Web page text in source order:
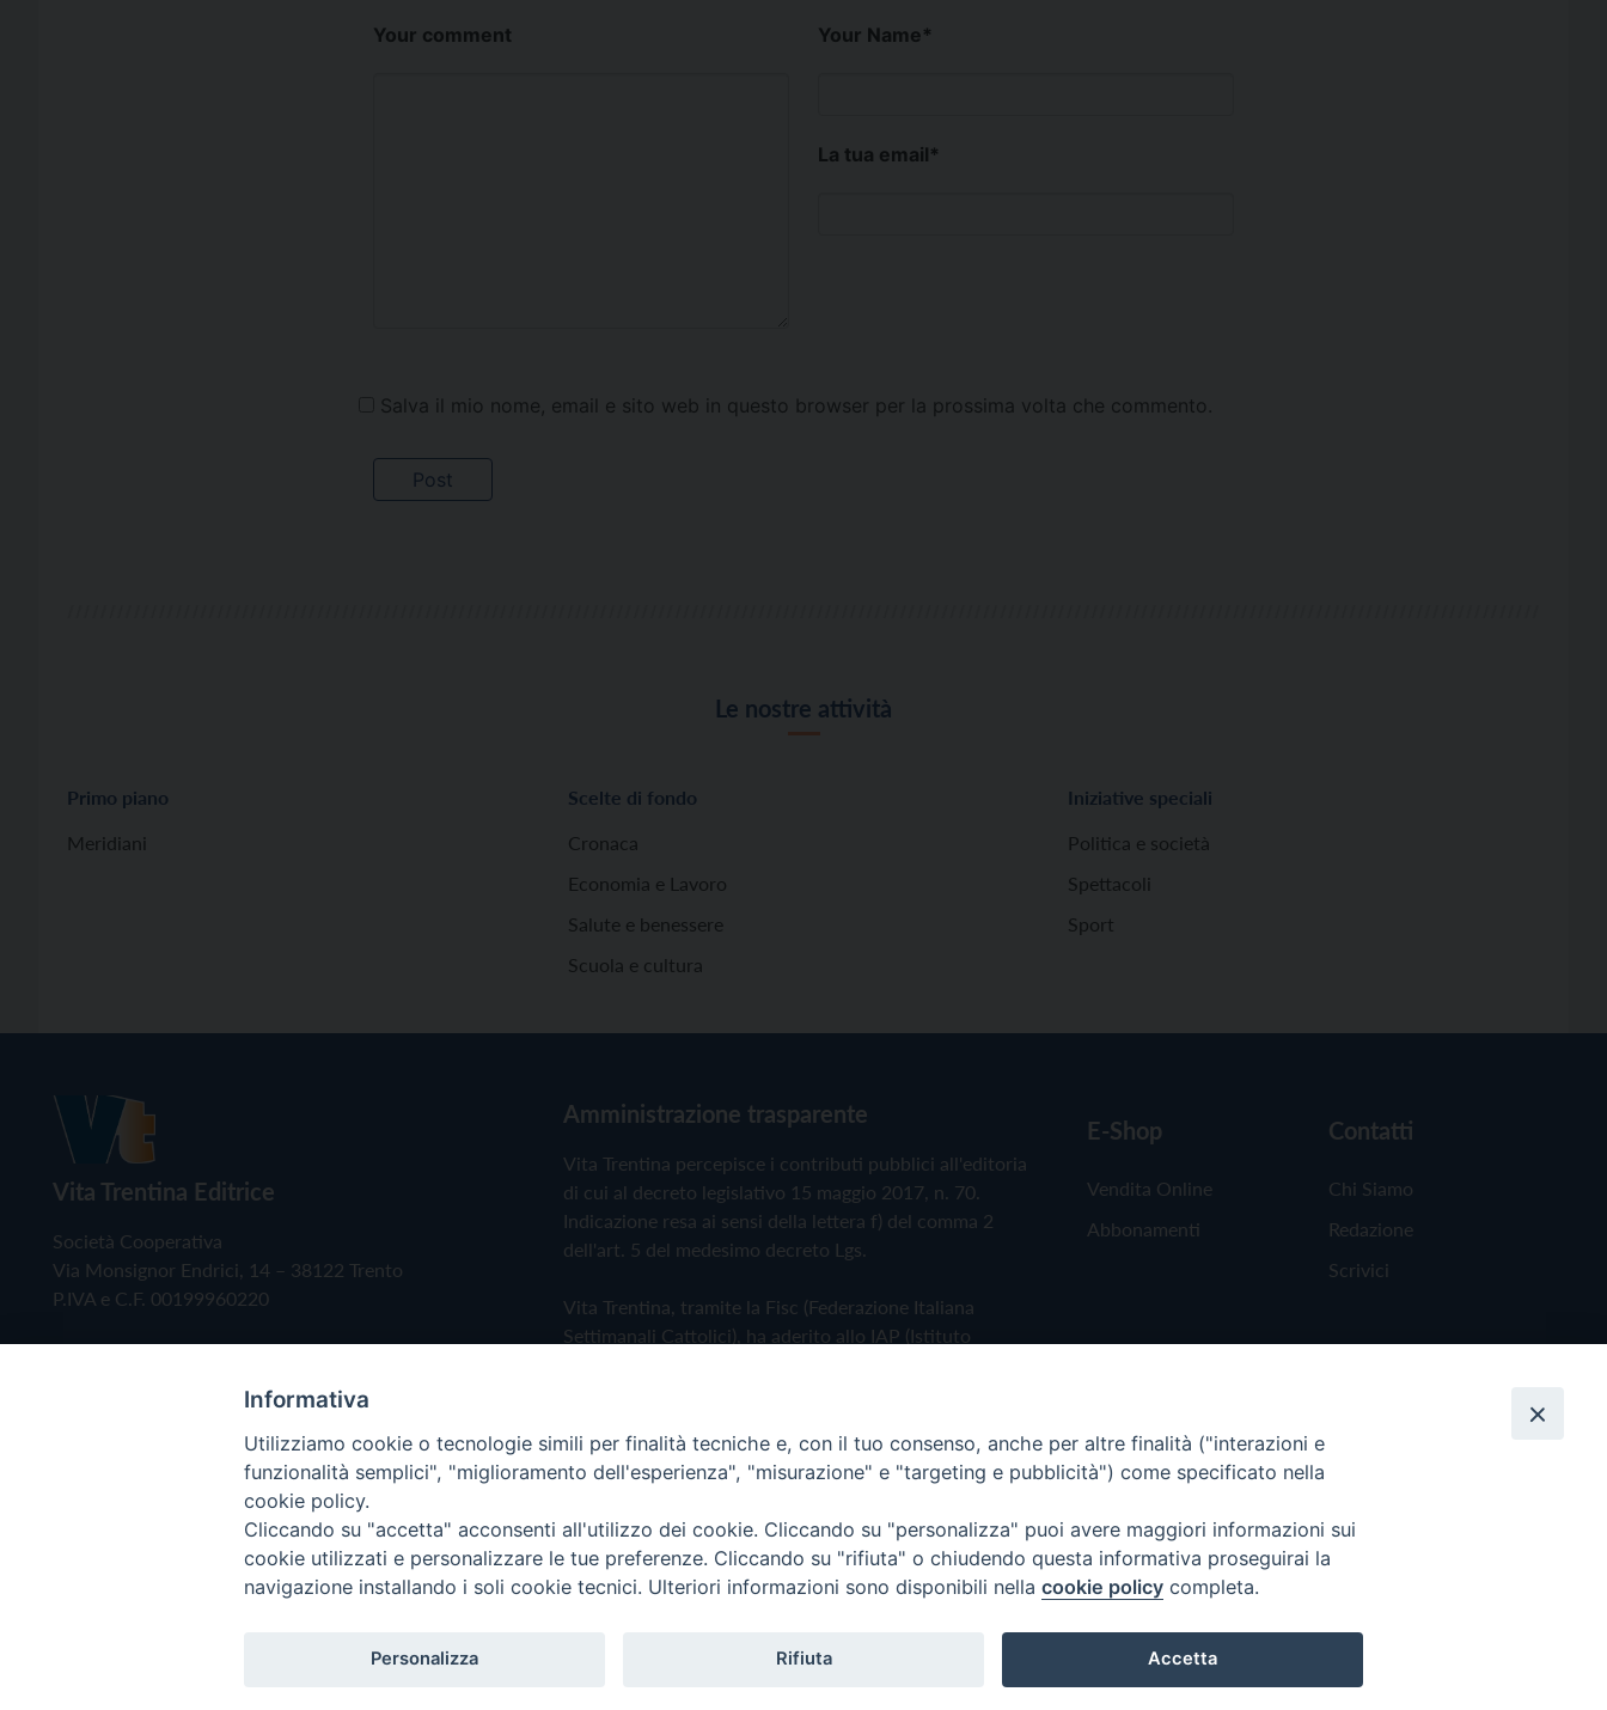
Your comment Your Name*
La tua email*
Salva il mio nome, email e sito web in questo browser per la prossima volta che commento.
Le nostre attività
Primo piano
Meridiani
Scelte di fondo
Cronaca
Economia e Lavoro
Salute e benessere
Scuola e cultura
Iniziative speciali
Politica e società
Spettacoli
Sport
Vita Trentina Editrice
Società Cooperativa
Via Monsignor Endrici, 14 – 38122 Trento
P.IVA e C.F. 00199960220
Amministrazione trasparente
Vita Trentina percepisce i contributi pubblici all'editoria
di cui al decreto legislativo 15 maggio 2017, n. 70.
Indicazione resa ai sensi della lettera f) del comma 2
dell'art. 5 del medesimo decreto Lgs.
Vita Trentina, tramite la Fisc (Federazione Italiana
Settimanali Cattolici), ha aderito allo IAP (Istituto
Privacy Policy Cookie Policy
E-Shop
Vendita Online
Abbonamenti
Contatti
Chi Siamo
Redazione
Scrivici
Copyright © 2019 - Tutti i diritti riservati - Vita Trentina Editrice
Informativa
Utilizziamo cookie o tecnologie simili per finalità tecniche e, con il tuo consenso, anche per altre finalità ("interazioni e
funzionalità semplici", "miglioramento dell'esperienza", "misurazione" e "targeting e pubblicità") come specificato nella
cookie policy.
Cliccando su "accetta" acconsenti all'utilizzo dei cookie. Cliccando su "personalizza" puoi avere maggiori informazioni sui
cookie utilizzati e personalizzare le tue preferenze. Cliccando su "rifiuta" o chiudendo questa informativa proseguirai la
navigazione installando i soli cookie tecnici. Ulteriori informazioni sono disponibili nella cookie policy completa.
Personalizza Rifiuta Accetta